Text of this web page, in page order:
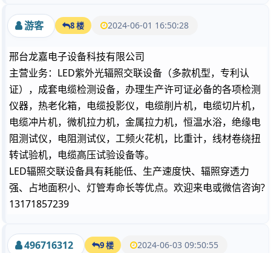
游客 8 楼 2024-06-01 16:50:28
邢台龙嘉电子设备科技有限公司
主营业务：LED紫外光辐照交联设备（多款机型，专利认
证），成套电缆检测设备，办理生产许可证必备的各项检测
仪器，热老化箱，电缆投影仪，电缆削片机，电缆切片机，
电缆冲片机，微机拉力机，金属拉力机，恒温水浴，绝缘电
阻测试仪，电阻测试仪，工频火花机，比重计，线材卷绕扭
转试验机，电缆高压试验设备等。
LED辐照交联设备具有耗能低、生产速度快、辐照穿透力
强、占地面积小、灯管寿命长等优点。欢迎来电或微信咨询?
13171857239
496716312 9 楼 2024-06-03 09:50:55